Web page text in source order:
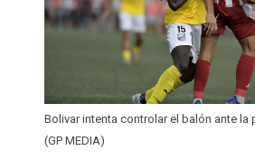
Bolivar intenta controlar el balón ante la
(GP MEDIA)